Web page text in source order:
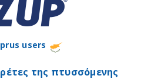
users
της πτυσσόμενης